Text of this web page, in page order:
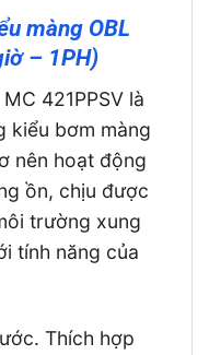
màng OBL
– 1PH)
421PPSV là
kiểu bơm màng
nên hoạt động
ồn, chịu được
trường xung
tính năng của
Thích hợp